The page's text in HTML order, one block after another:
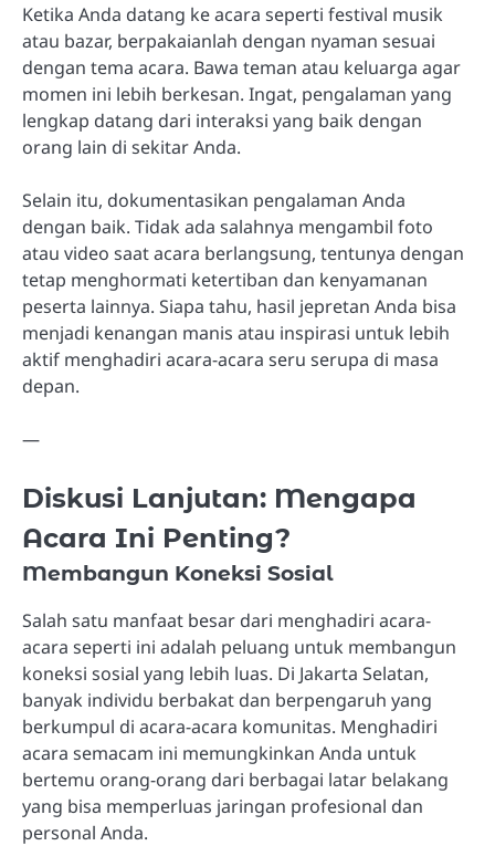
Ketika Anda datang ke acara seperti festival musik
atau bazar, berpakaianlah dengan nyaman sesuai
dengan tema acara. Bawa teman atau keluarga agar
momen ini lebih berkesan. Ingat, pengalaman yang
lengkap datang dari interaksi yang baik dengan
orang lain di sekitar Anda.
Selain itu, dokumentasikan pengalaman Anda
dengan baik. Tidak ada salahnya mengambil foto
atau video saat acara berlangsung, tentunya dengan
tetap menghormati ketertiban dan kenyamanan
peserta lainnya. Siapa tahu, hasil jepretan Anda bisa
menjadi kenangan manis atau inspirasi untuk lebih
aktif menghadiri acara-acara seru serupa di masa
depan.
—
Diskusi Lanjutan: Mengapa
Acara Ini Penting?
Membangun Koneksi Sosial
Salah satu manfaat besar dari menghadiri acara-
acara seperti ini adalah peluang untuk membangun
koneksi sosial yang lebih luas. Di Jakarta Selatan,
banyak individu berbakat dan berpengaruh yang
berkumpul di acara-acara komunitas. Menghadiri
acara semacam ini memungkinkan Anda untuk
bertemu orang-orang dari berbagai latar belakang
yang bisa memperluas jaringan profesional dan
personal Anda.